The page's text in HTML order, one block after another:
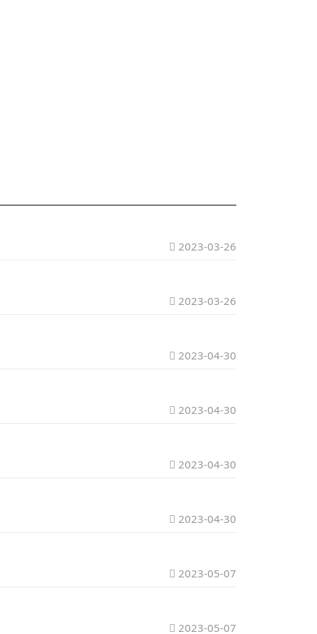
2023-03-26
2023-03-26
2023-04-30
2023-04-30
2023-04-30
2023-04-30
2023-05-07
2023-05-07